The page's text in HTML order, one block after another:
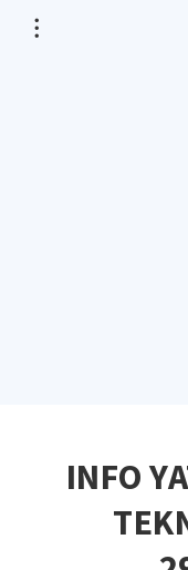
INFO